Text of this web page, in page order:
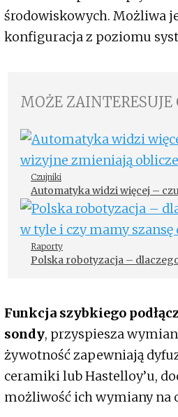
środowiskowych. Możliwa
konfiguracja z poziomu
MOŻE ZAINTERESUJE
Czujniki
Automatyka widzi więcej –
zmieniają oblicze produkcji
Raporty
Polska robotyzacja –
Funkcja szybkiego
sondy, przyspiesza
żywotność zapewniają
ceramiki lub Hastelloy’u,
możliwość ich wymiany na